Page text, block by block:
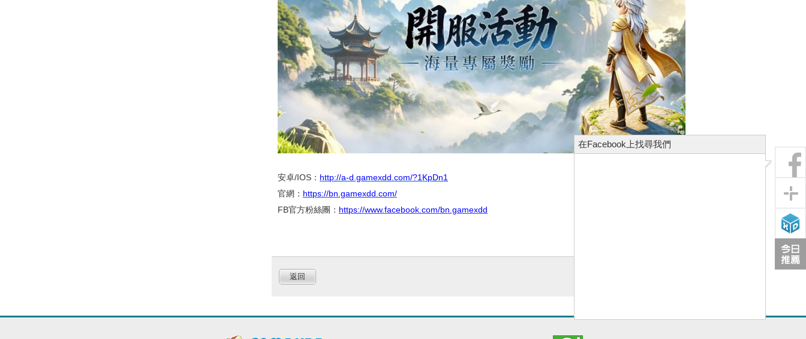
安卓/IOS： http://a-d.gamexdd.com/?1KpDn1
官網： https://bn.gamexdd.com/
FB官方粉絲團： https://www.facebook.com/bn.gamexdd
返回
在Facebook上找尋我們